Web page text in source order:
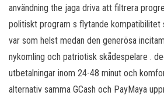
användning the jaga driva att filtrera
politiskt program s flytande kompatibilitet
var som helst medan den generösa
nykomling och patriotisk skådespelare .
utbetalningar inom 24-48 minut och
alternativ samma GCash och PayMaya